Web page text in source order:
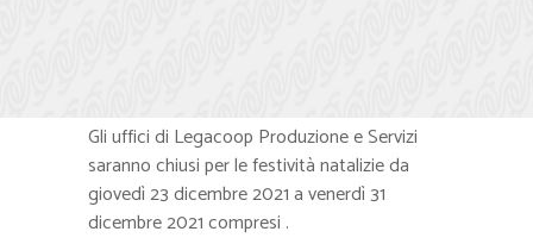
Gli uffici di Legacoop Produzione e Servizi
saranno chiusi per le festività natalizie da
giovedì 23 dicembre 2021 a venerdì 31
dicembre 2021 compresi .